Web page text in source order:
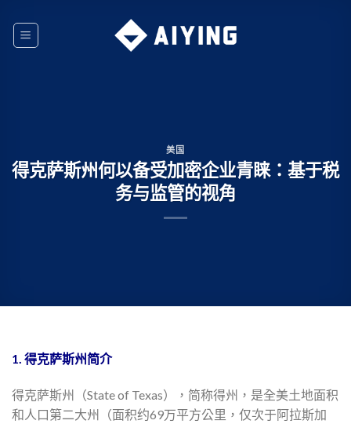
content
美国
得克萨斯州何以备受加密企业青睐：基于税
务与监管的视角
1. 得克萨斯州简介
得克萨斯州（State of Texas），简称得州，是全美土地面积
和人口第二大州（面积约69万平方公里，仅次于阿拉斯加